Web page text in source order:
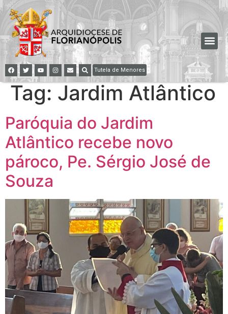
Tutela de Menores
Tag: Jardim Atlântico
Paróquia do Jardim
Atlântico recebe novo
pároco, Pe. Sérgio José de
Souza